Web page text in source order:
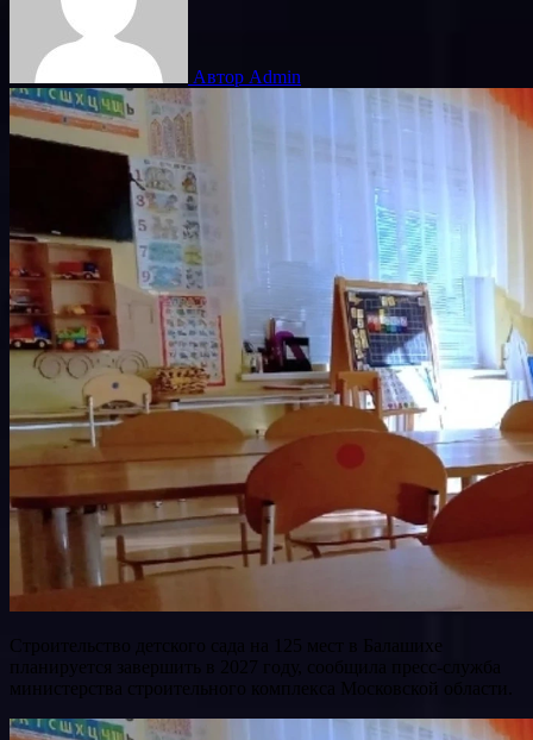
Автор Admin
Строительство детского сада на 125 мест в Балашихе
планируется завершить в 2027 году, сообщила пресс-служба
министерства строительного комплекса Московской области.